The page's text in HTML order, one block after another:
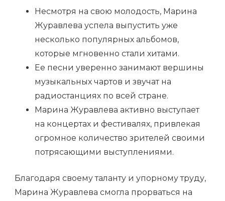
Несмотря на свою молодость, Марина
Журавлева успела выпустить уже
несколько популярных альбомов,
которые мгновенно стали хитами.
Ее песни уверенно занимают вершины
музыкальных чартов и звучат на
радиостанциях по всей стране.
Марина Журавлева активно выступает
на концертах и фестивалях, привлекая
огромное количество зрителей своими
потрясающими выступлениями.
Благодаря своему таланту и упорному труду,
Марина Журавлева смогла прорваться на